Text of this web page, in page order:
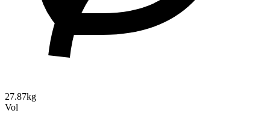
27.87kg
Vol